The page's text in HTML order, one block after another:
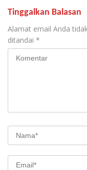
Tinggalkan Balasan
Alamat email Anda
ditandai *